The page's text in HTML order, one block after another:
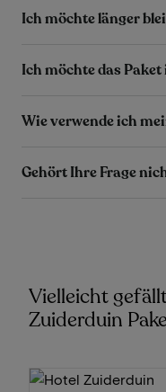
Ich möchte länger
Ich möchte das
Wie verwende ich
Gehört Ihre Frage
Vielleicht
Zuiderduin